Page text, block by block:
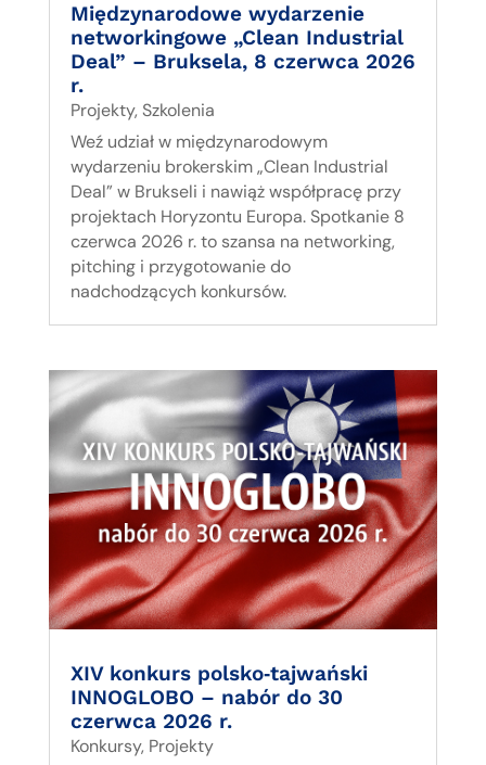
Międzynarodowe wydarzenie
networkingowe „Clean Industrial
Deal” – Bruksela, 8 czerwca 2026
r.
Projekty,Szkolenia
Weź udział w międzynarodowym
wydarzeniu brokerskim „Clean Industrial
Deal” w Brukseli i nawiąż współpracę przy
projektach Horyzontu Europa. Spotkanie 8
czerwca 2026 r. to szansa na networking,
pitching i przygotowanie do
nadchodzących konkursów.
XIV konkurs polsko‑tajwański
INNOGLOBO – nabór do 30
czerwca 2026 r.
Konkursy, Projekty